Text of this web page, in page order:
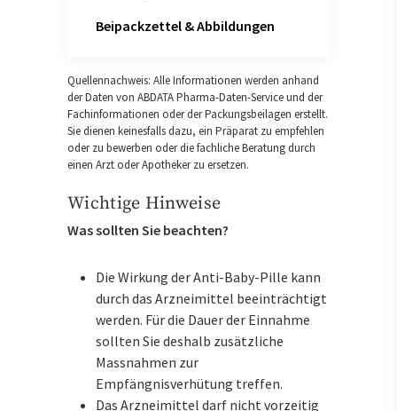
Beipackzettel & Abbildungen
Quellennachweis: Alle Informationen werden anhand
der Daten von ABDATA Pharma-Daten-Service und der
Fachinformationen oder der Packungsbeilagen erstellt.
Sie dienen keinesfalls dazu, ein Präparat zu empfehlen
oder zu bewerben oder die fachliche Beratung durch
einen Arzt oder Apotheker zu ersetzen.
Wichtige Hinweise
Was sollten Sie beachten?
Die Wirkung der Anti-Baby-Pille kann
durch das Arzneimittel beeinträchtigt
werden. Für die Dauer der Einnahme
sollten Sie deshalb zusätzliche
Massnahmen zur
Empfängnisverhütung treffen.
Das Arzneimittel darf nicht vorzeitig